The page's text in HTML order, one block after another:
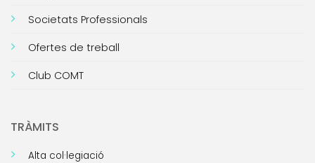
Societats Professionals
Ofertes de treball
Club COMT
TRÀMITS
Alta col·legiació